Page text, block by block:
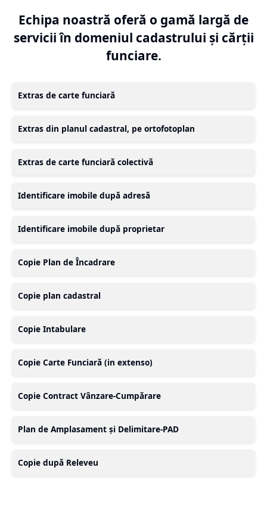
Echipa noastră oferă o gamă largă de
servicii în domeniul cadastrului și cărții
funciare.
Extras de carte funciară
Extras din planul cadastral, pe ortofotoplan
Extras de carte funciară colectivă
Identificare imobile după adresă
Identificare imobile după proprietar
Copie Plan de Încadrare
Copie plan cadastral
Copie Intabulare
Copie Carte Funciară (in extenso)
Copie Contract Vânzare-Cumpărare
Plan de Amplasament și Delimitare-PAD
Copie după Releveu